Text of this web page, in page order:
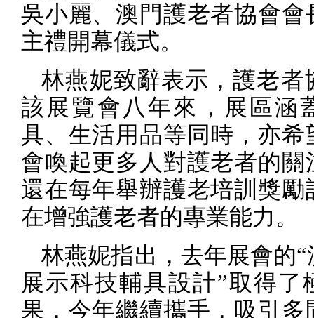
吳小麗、澳門護老者協會會
主禮開幕儀式。
林燕妮致辭表示，護老者
該展覽會八年來，展區涵
具、生活用品等同時，亦希
會喚起更多人對護老者的關
還在每年舉辦護老培訓獎勵
在增強護老者的專業能力。
林燕妮指出，去年展會的
展示科技輔具設計”取得了
果，今年繼續攜手，吸引多